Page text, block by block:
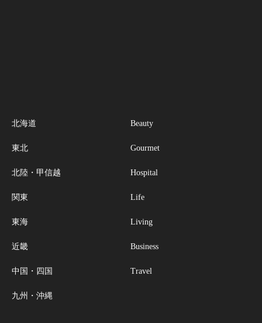
北海道
東北
北陸・甲信越
関東
東海
近畿
中国・四国
九州・沖縄
Beauty
Gourmet
Hospital
Life
Living
Business
Travel